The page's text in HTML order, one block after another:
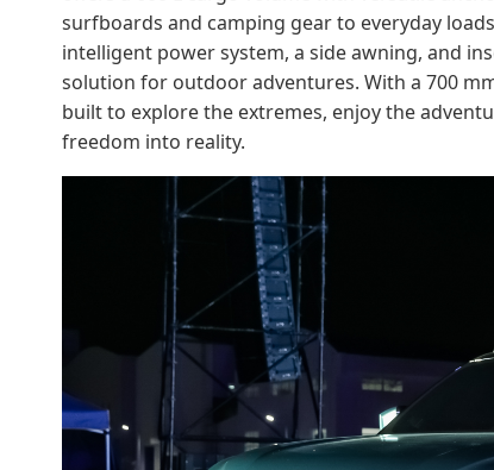
surfboards and camping gear to everyday
intelligent power system, a side awning, and
solution for outdoor adventures. With a 700
built to explore the extremes, enjoy the
freedom into reality.